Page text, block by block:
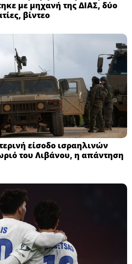
με μηχανή της ΔΙΑΣ, δύο
βίντεο
είσοδο ισραηλινών
του Λιβάνου, η απάντηση